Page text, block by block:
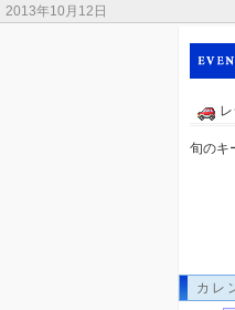
2013年10月12日
旬のキ
カレ